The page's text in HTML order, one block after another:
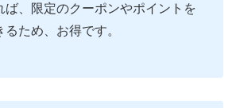
ば、限定のクーポンやポイントを
ため、お得です。